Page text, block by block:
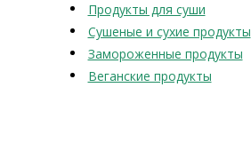
Продукты для суши
Сушеные и сухие продукты
Замороженные продукты
Веганские продукты